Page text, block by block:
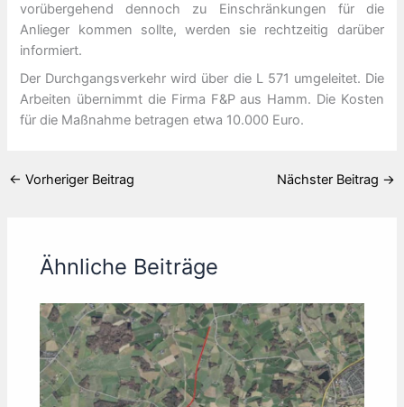
vorübergehend dennoch zu Einschränkungen für die
Anlieger kommen sollte, werden sie rechtzeitig darüber
informiert.
Der Durchgangsverkehr wird über die L 571 umgeleitet. Die
Arbeiten übernimmt die Firma F&P aus Hamm. Die Kosten
für die Maßnahme betragen etwa 10.000 Euro.
← Vorheriger Beitrag Nächster Beitrag →
Ähnliche Beiträge